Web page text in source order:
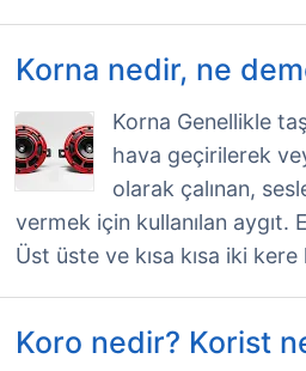
Korna nedir, ne
Korna Genellikle
hava geçirilerek
olarak çalınan,
vermek için kullanılan aygıt.
Üst üste ve kısa kısa iki
Koro nedir? Korist